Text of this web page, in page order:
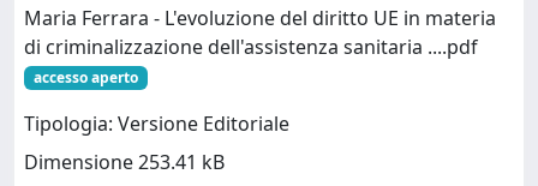
Maria Ferrara - L'evoluzione del diritto UE in materia
di criminalizzazione dell'assistenza sanitaria ....pdf
accesso aperto
Tipologia: Versione Editoriale
Dimensione 253.41 kB